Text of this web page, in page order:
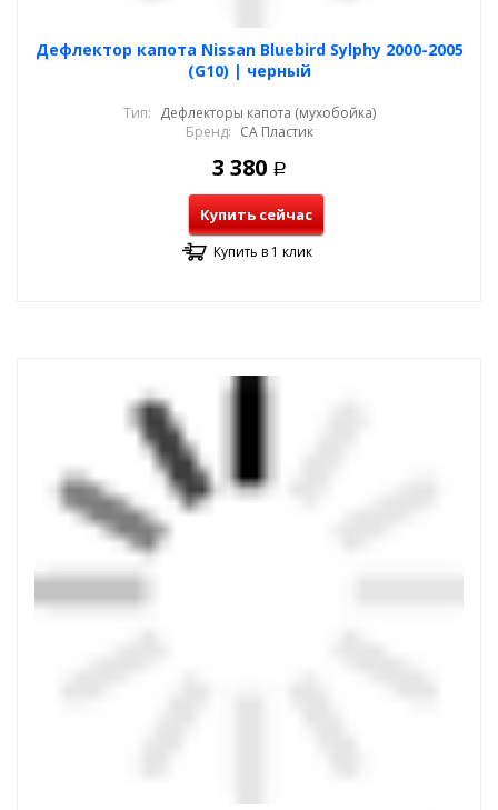
Дефлектор капота Nissan Bluebird Sylphy 2000-2005
(G10) | черный
Тип: Дефлекторы капота (мухобойка)
Бренд: СА Пластик
3 380 Р
Купить сейчас
Купить в 1 клик